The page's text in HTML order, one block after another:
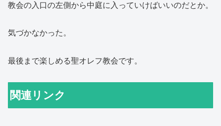
教会の入口の左側から中庭に入っていけばいいのだとか。
気づかなかった。
最後まで楽しめる聖オレフ教会です。
関連リンク